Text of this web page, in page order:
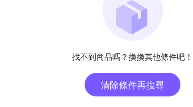
找不到商品嗎？換換其他條件吧！
清除條件再搜尋